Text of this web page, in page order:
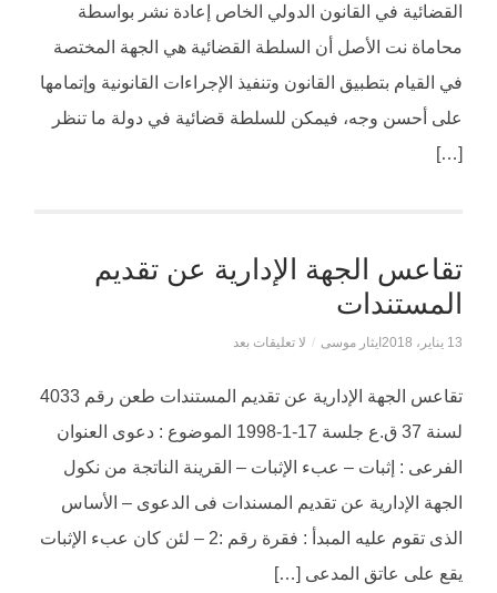
القضائية في القانون الدولي الخاص إعادة نشر بواسطة
محاماة نت الأصل أن السلطة القضائية هي الجهة المختصة
في القيام بتطبيق القانون وتنفيذ الإجراءات القانونية وإتمامها
على أحسن وجه، فيمكن للسلطة قضائية في دولة ما تنظر
[…]
تقاعس الجهة الإدارية عن تقديم
المستندات
13 يناير، 2018 ايثار موسى / لا تعليقات بعد
تقاعس الجهة الإدارية عن تقديم المستندات طعن رقم 4033
لسنة 37 ق.ع جلسة 17-1-1998 الموضوع : دعوى العنوان
الفرعى : إثبات – عبء الإثبات – القرينة الناتجة من نكول
الجهة الإدارية عن تقديم المسندات فى الدعوى – الأساس
الذى تقوم عليه المبدأ : فقرة رقم :2 – لئن كان عبء الإثبات
يقع على عاتق المدعى […]